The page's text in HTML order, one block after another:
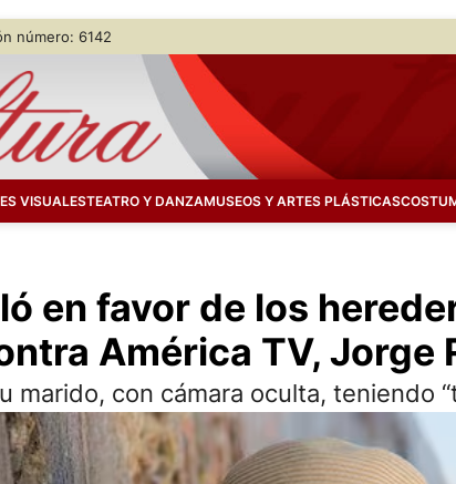
número: 6142
VISUALESTEATRO Y DANZAMUSEOS Y ARTES PLÁSTICAS
en favor de los
América TV, Jorge
marido, con cámara oculta, teniendo